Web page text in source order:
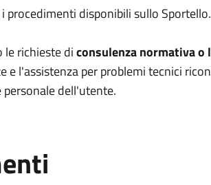
procedimenti disponibili sullo Sportello.
le richieste diconsulenza normativa o
e l'assistenza per problemi tecnici
dell'utente.